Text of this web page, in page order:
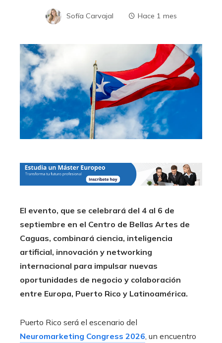
Sofía Carvajal Hace 1 mes
El evento, que se celebrará del 4 al 6 de
septiembre en el Centro de Bellas Artes de
Caguas, combinará ciencia, inteligencia
artificial, innovación y networking
internacional para impulsar nuevas
oportunidades de negocio y colaboración
entre Europa, Puerto Rico y Latinoamérica.
Puerto Rico será el escenario del
Neuromarketing Congress 2026 , un encuentro